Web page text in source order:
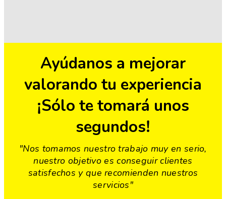
Ayúdanos a mejorar
valorando tu experiencia
¡Sólo te tomará unos
segundos!
"Nos tomamos nuestro trabajo muy en serio,
nuestro objetivo es conseguir clientes
satisfechos y que recomienden nuestros
servicios"